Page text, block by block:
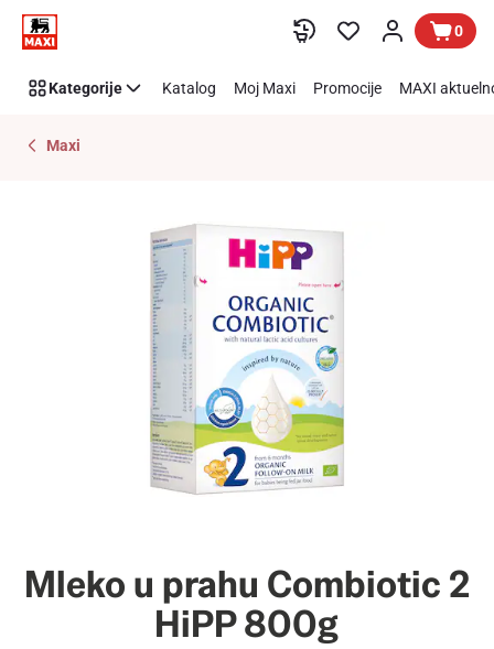
Preskoči link 0
Kategorije Katalog Moj Maxi Promocije MAXI
Maxi
Mleko u prahu Combiotic 2
HiPP 800g